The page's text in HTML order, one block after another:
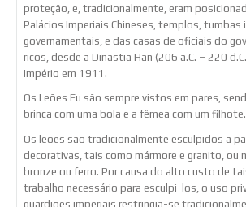
proteção, e, tradicionalmente, eram
Palácios Imperiais Chineses, templos, tumbas
governamentais, e das casas de oficiais do
ricos, desde a Dinastia Han (206 a.C. – 220
Império em 1911.
Os Leões Fu são sempre vistos em pares,
brinca com uma bola e a fêmea com um filhote.
Os leões são tradicionalmente esculpidos a
decorativas, tais como mármore e granito, ou
bronze ou ferro. Por causa do alto custo de
trabalho necessário para esculpi-los, o uso
guardiões imperiais restringia-se